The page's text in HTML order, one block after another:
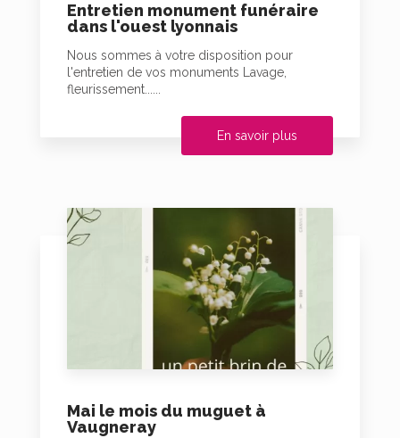
Entretien monument funéraire
dans l'ouest lyonnais
Nous sommes à votre disposition pour
l'entretien de vos monuments Lavage,
fleurissement......
En savoir plus
Mai le mois du muguet à
Vaugneray